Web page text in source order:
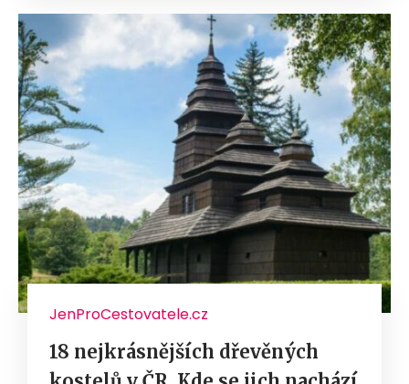
JenProCestovatele.cz
18 nejkrásnějších dřevěných